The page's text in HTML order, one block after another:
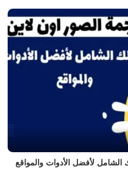
الشامل لأفضل الأدوات والمواقع